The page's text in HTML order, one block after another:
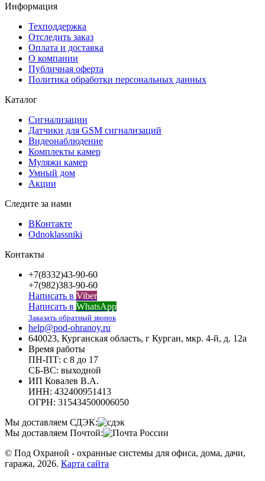
Информация
Техподдержка
Отследить заказ
Оплата и доставка
О компании
Публичная оферта
Политика обработки персональных данных
Каталог
Сигнализации
Датчики для GSM сигнализаций
Видеонаблюдение
Комплекты камер
Муляжи камер
Умный дом
Акции
Следите за нами
ВКонтакте
Odnoklassniki
Контакты
+7(8332)43-90-60
+7(982)383-90-60
Написать в Viber
Написать в WhatsApp
Заказать обратный звонок
help@pod-ohranoy.ru
640023, Курганская область, г Курган, мкр. 4-й, д. 12а
Время работы
ПН-ПТ: с 8 до 17
СБ-ВС: выходной
ИП Ковалев В.А.
ИНН: 432400951413
ОГРН: 315434500006050
Мы доставляем СДЭК:
Мы доставляем Почтой:
© Под Охраной - охранные системы для офиса, дома, дачи,
гаража, 2026. Карта сайта